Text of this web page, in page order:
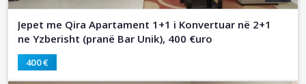
Jepet me Qira Apartament 1+1 i Konvertuar në 2+1
ne Yzberisht (pranë Bar Unik), 400 €uro
400 €